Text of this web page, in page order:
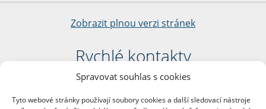
Spravovat souhlas s cookies
Tyto webové stránky používají soubory cookies a další sledovací nástroje
Zobrazit plnou verzi stránek
Rychlé kontakty
Filozofická fakulta
nám. Jana Palacha 1/2